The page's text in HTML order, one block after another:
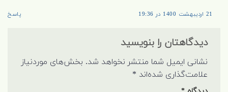
21 اردیبهشت 1400 در 19:36 پاسخ
دیدگاهتان را بنویسید
نشانی ایمیل شما منتشر نخواهد شد. بخش‌های موردنیاز
علامت‌گذاری شده‌اند *